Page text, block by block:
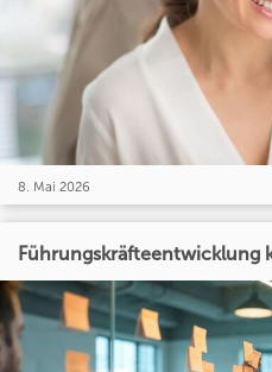
8. Mai 2026
Führungskräfteentwicklung